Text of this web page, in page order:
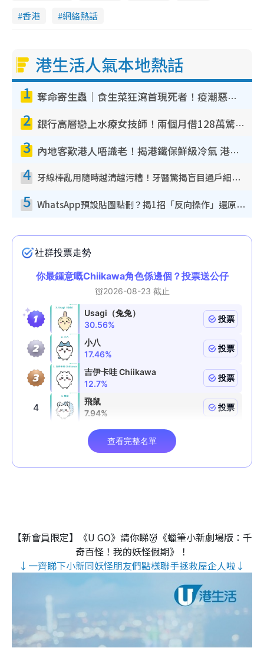
香港 網絡熱話
港生活人氣本地熱話
1 奪命寄生蟲｜食生菜狂瀉首現死者！疫潮惡化錄1.8萬宗病例 揭洗菜3大謬誤
2 銀行高層戀上水療女技師！兩個月借128萬驚覺「沉船」沉落火海 揭背後疑似邪教操控賣淫
3 內地客歎港人唔識老！揭港鐵保鮮級冷氣 港人求放過：咪投訴
4 牙線棒亂用隨時越清越污糟！牙醫驚揭盲目過戶細菌恐致蛀牙：呢種先係日常真保養
5 WhatsApp預設貼圖點刪？揭1招「反向操作」還原簡潔介面 附3步實測教學
【新會員限定】《U GO》請你睇👹《蠟筆小新劇場版：千
奇百怪！我的妖怪假期》！
↓一齊睇下小新同妖怪朋友們點樣聯手拯救屋企人啦↓